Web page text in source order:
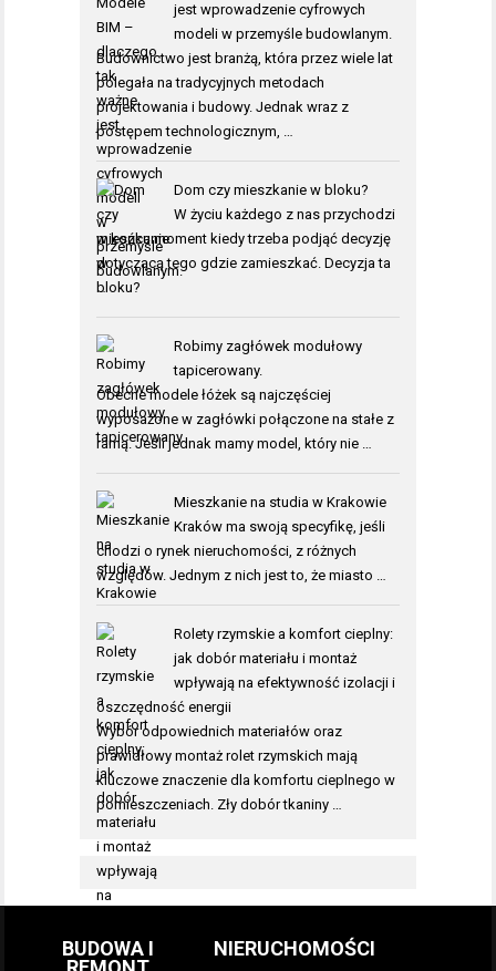
jest wprowadzenie cyfrowych
modeli w przemyśle budowlanym.
Budownictwo jest branżą, która przez wiele lat
polegała na tradycyjnych metodach
projektowania i budowy. Jednak wraz z
postępem technologicznym, …
Dom czy mieszkanie w bloku?
W życiu każdego z nas przychodzi
w końcu moment kiedy trzeba podjąć decyzję
dotyczącą tego gdzie zamieszkać. Decyzja ta
…
Robimy zagłówek modułowy
tapicerowany.
Obecne modele łóżek są najczęściej
wyposażone w zagłówki połączone na stałe z
ramą. Jeśli jednak mamy model, który nie …
Mieszkanie na studia w Krakowie
Kraków ma swoją specyfikę, jeśli
chodzi o rynek nieruchomości, z różnych
względów. Jednym z nich jest to, że miasto …
Rolety rzymskie a komfort cieplny:
jak dobór materiału i montaż
wpływają na efektywność izolacji i
oszczędność energii
Wybór odpowiednich materiałów oraz
prawidłowy montaż rolet rzymskich mają
kluczowe znaczenie dla komfortu cieplnego w
pomieszczeniach. Zły dobór tkaniny …
BUDOWA I
NIERUCHOMOŚCI